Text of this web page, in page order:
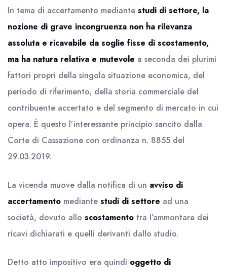
In tema di accertamento mediante studi di settore, la
nozione di grave incongruenza non ha rilevanza
assoluta e ricavabile da soglie fisse di scostamento,
ma ha natura relativa e mutevole a seconda dei plurimi
fattori propri della singola situazione economica, del
periodo di riferimento, della storia commerciale del
contribuente accertato e del segmento di mercato in cui
opera. È questo l’interessante principio sancito dalla
Corte di Cassazione con ordinanza n. 8855 del
29.03.2019.
La vicenda muove dalla notifica di un avviso di
accertamento mediante studi di settore ad una
società, dovuto allo scostamento tra l’ammontare dei
ricavi dichiarati e quelli derivanti dallo studio.
Detto atto impositivo era quindi oggetto di